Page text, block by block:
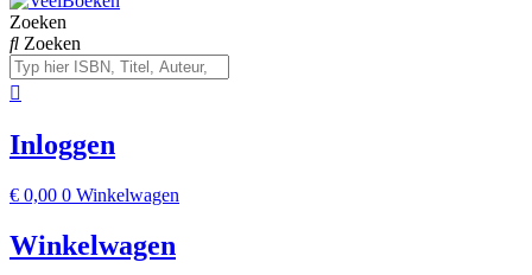
Zoeken
Zoeken
Inloggen
€ 0,00 0 Winkelwagen
Winkelwagen